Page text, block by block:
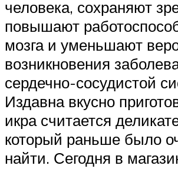
человека, сохраняют
повышают
мозга и уменьшают
возникновения
сердечно-сосудистой
Издавна вкусно
икра считается
который раньше было
найти. Сегодня в